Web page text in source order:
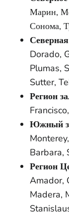
Марин,
Сонома,
Dorado,
Plumas,
Sutter,
Регион
Южный
Barbara,
Регион
Amador,
Madera,